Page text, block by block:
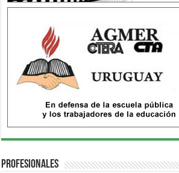
Profesionales